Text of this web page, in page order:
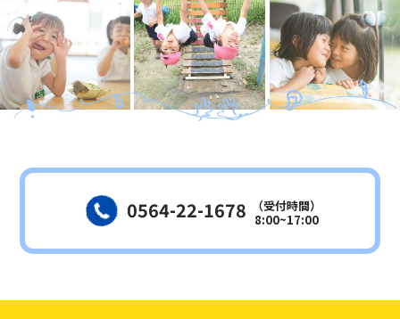
0564-22-1678
（受付時間）
8:00~17:00